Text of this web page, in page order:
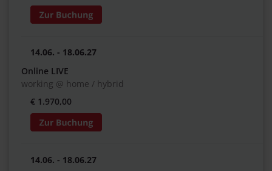
14.06. - 18.06.27
Online LIVE
working @ home / hybrid
€ 1.970,00
14.06. - 18.06.27